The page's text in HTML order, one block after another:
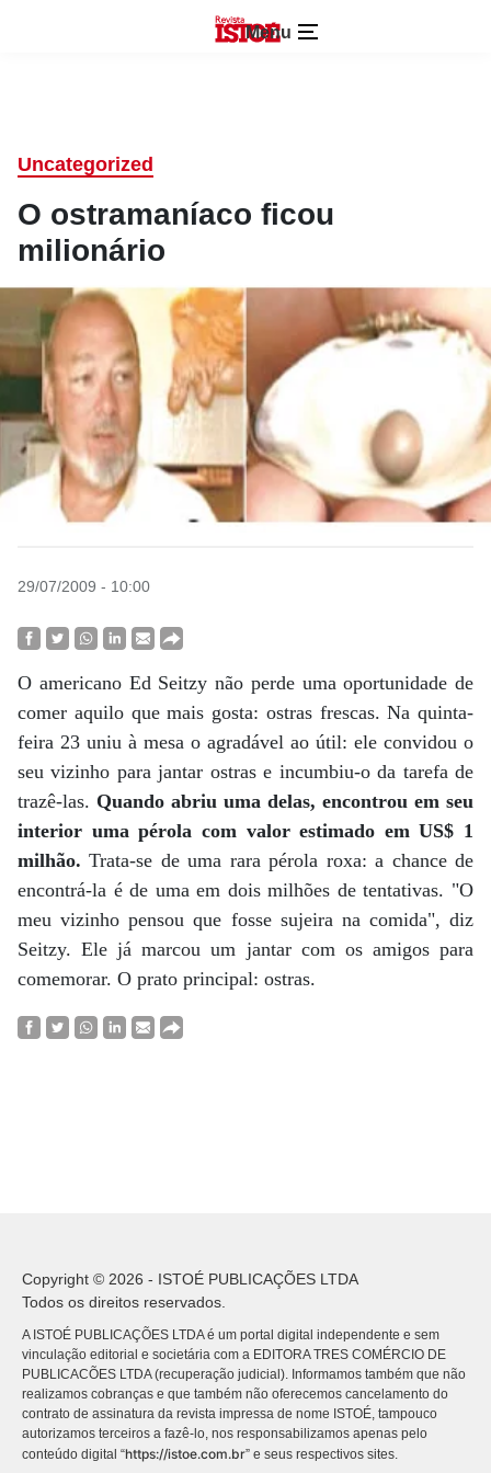
Menu
Uncategorized
O ostramaníaco ficou
milionário
29/07/2009 - 10:00
O americano Ed Seitzy não perde uma oportunidade de
comer aquilo que mais gosta: ostras frescas. Na quinta-
feira 23 uniu à mesa o agradável ao útil: ele convidou o
seu vizinho para jantar ostras e incumbiu-o da tarefa de
trazê-las. Quando abriu uma delas, encontrou em seu
interior uma pérola com valor estimado em US$ 1
milhão. Trata-se de uma rara pérola roxa: a chance de
encontrá-la é de uma em dois milhões de tentativas. "O
meu vizinho pensou que fosse sujeira na comida", diz
Seitzy. Ele já marcou um jantar com os amigos para
comemorar. O prato principal: ostras.
Copyright © 2026 - ISTOÉ PUBLICAÇÕES LTDA
Todos os direitos reservados.
A ISTOÉ PUBLICAÇÕES LTDA é um portal digital independente e sem
vinculação editorial e societária com a EDITORA TRES COMÉRCIO DE
PUBLICACÕES LTDA (recuperação judicial). Informamos também que não
realizamos cobranças e que também não oferecemos cancelamento do
contrato de assinatura da revista impressa de nome ISTOÉ, tampouco
autorizamos terceiros a fazê-lo, nos responsabilizamos apenas pelo
conteúdo digital “https://istoe.com.br” e seus respectivos sites.